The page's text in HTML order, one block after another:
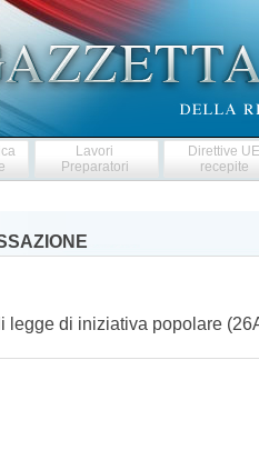
Lavori
Preparatori
Direttive
recepite
legge di iniziativa popolare